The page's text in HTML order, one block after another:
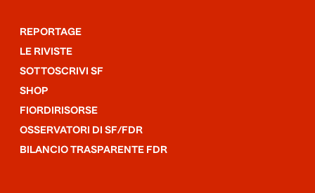
REPORTAGE
LE RIVISTE
SOTTOSCRIVI SF
SHOP
FIORDIRISORSE
OSSERVATORI DI SF/FDR
BILANCIO TRASPARENTE FDR